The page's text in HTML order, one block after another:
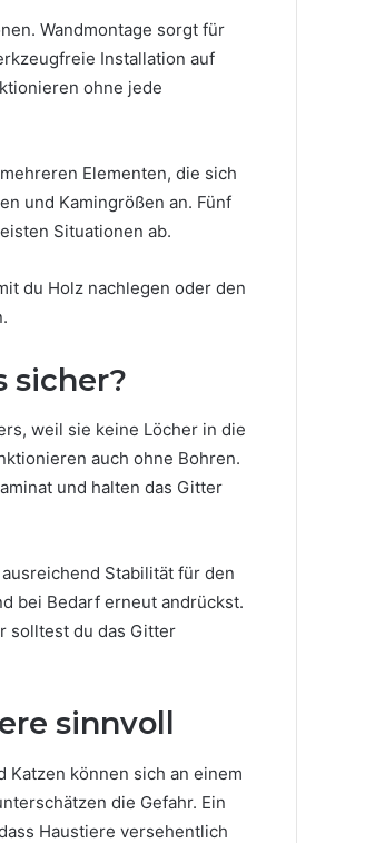
Wandmontage sorgt für
Installation auf
ohne jede
Elementen, die sich
und Kamingrößen an. Fünf
Situationen ab.
du Holz nachlegen oder den
sicher?
weil sie keine Löcher in die
auch ohne Bohren.
und halten das Gitter
Stabilität für den
bei Bedarf erneut andrückst.
solltest du das Gitter
sinnvoll
können sich an einem
die Gefahr. Ein
Haustiere versehentlich